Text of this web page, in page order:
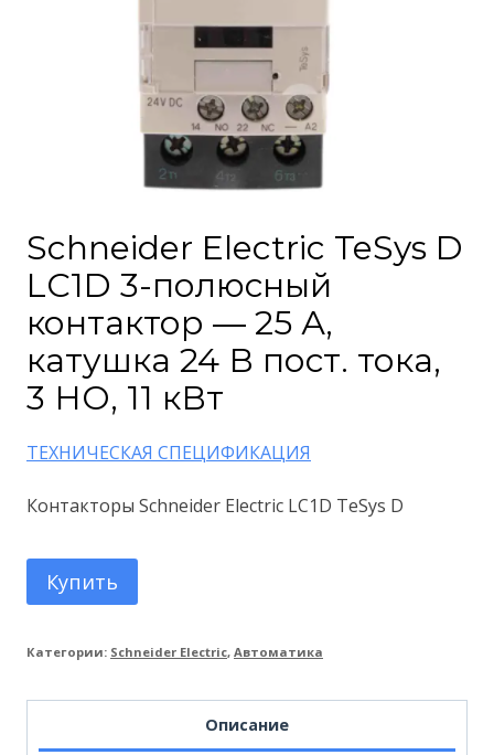
Schneider Electric TeSys D
LC1D 3-полюсный
контактор — 25 А,
катушка 24 В пост. тока,
3 НО, 11 кВт
ТЕХНИЧЕСКАЯ СПЕЦИФИКАЦИЯ
Контакторы Schneider Electric LC1D TeSys D
Купить
Категории: Schneider Electric, Автоматика
Описание